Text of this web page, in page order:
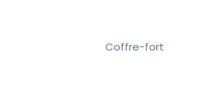
Coffre-fort